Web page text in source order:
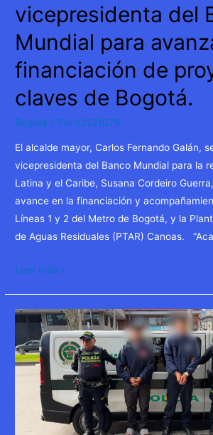
vicepresidenta del
Mundial para
financiación de
claves de Bogotá.
Bogotá / Por c2521078
El alcalde mayor, Carlos Fernando Galán,
vicepresidenta del Banco Mundial para la
Latina y el Caribe, Susana Cordeiro
avance en la financiación y
Líneas 1 y 2 del Metro de Bogotá, y la
de Aguas Residuales (PTAR) Canoas.
Alcalde
Galán
se
reunió
vicepresidenta
Leer más »